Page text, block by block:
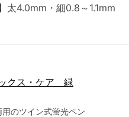
太4.0mm・細0.8～1.1mm
クス・ケア 緑
用のツイン式蛍光ペン